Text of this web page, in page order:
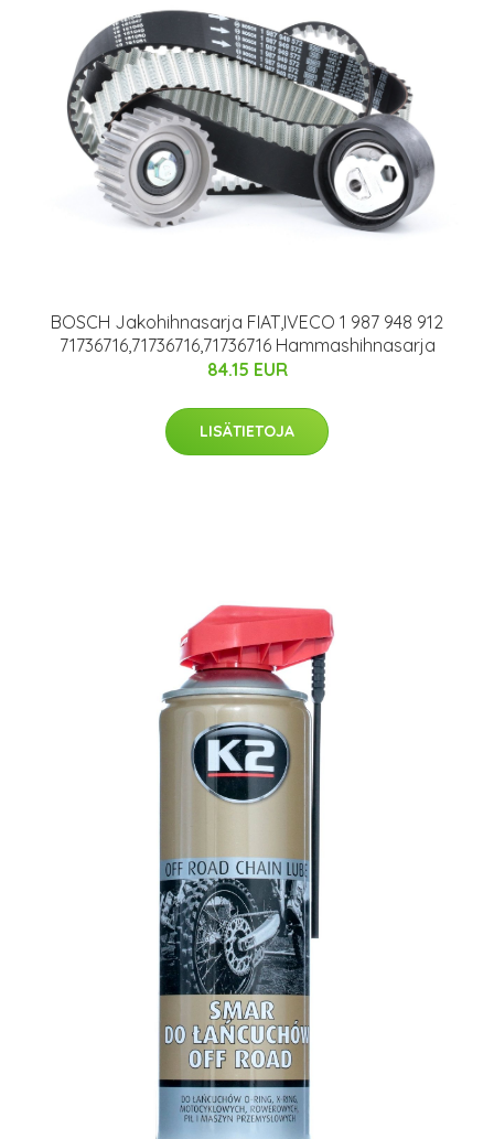
BOSCH Jakohihnasarja FIAT,IVECO 1 987 948 912
71736716,71736716,71736716 Hammashihnasarja
84.15 EUR
LISÄTIETOJA